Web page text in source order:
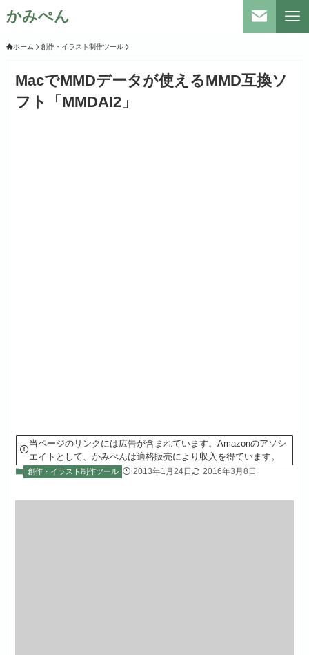
かみぺん
ホーム 創作・イラスト制作ツール
MacでMMDデータが使えるMMD互換ソ
フト「MMDAI2」
当ページのリンクには広告が含まれています。Amazonのアソシ
エイトとして、かみぺんは適格販売により収入を得ています。
創作・イラスト制作ツール 2013年1月24日 2016年3月8日